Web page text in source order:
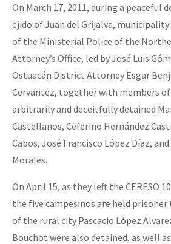
On March 17, 2011, during a peaceful
ejido of Juan del Grijalva,
of the Ministerial Police of the
Attorney’s Office, led by José Luis
Ostuacán District Attorney Esgar
Cervantez, together with members
arbitrarily and deceitfully detained
Castellanos, Ceferino Hernández
Cabos, José Francisco López Díaz,
Morales.
On April 15, as they left the CERESO
the five campesinos are held
of the rural city Pascacio López
Bouchot were also detained, as well